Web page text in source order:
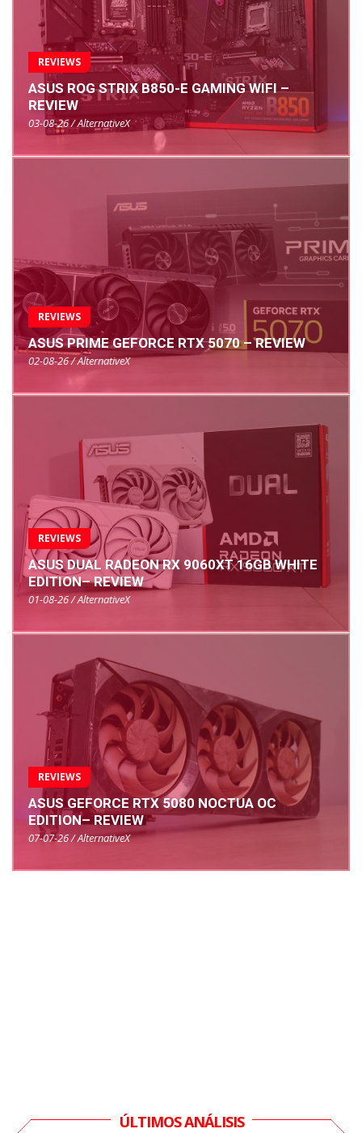
REVIEWS
ASUS ROG STRIX B850-E GAMING WIFI –
REVIEW
03-08-26 / AlternativeX
REVIEWS
ASUS PRIME GEFORCE RTX 5070 – REVIEW
02-08-26 / AlternativeX
REVIEWS
ASUS DUAL RADEON RX 9060XT 16GB WHITE
EDITION– REVIEW
01-08-26 / AlternativeX
REVIEWS
ASUS GEFORCE RTX 5080 NOCTUA OC
EDITION– REVIEW
07-07-26 / AlternativeX
ÚLTIMOS ANÁLISIS